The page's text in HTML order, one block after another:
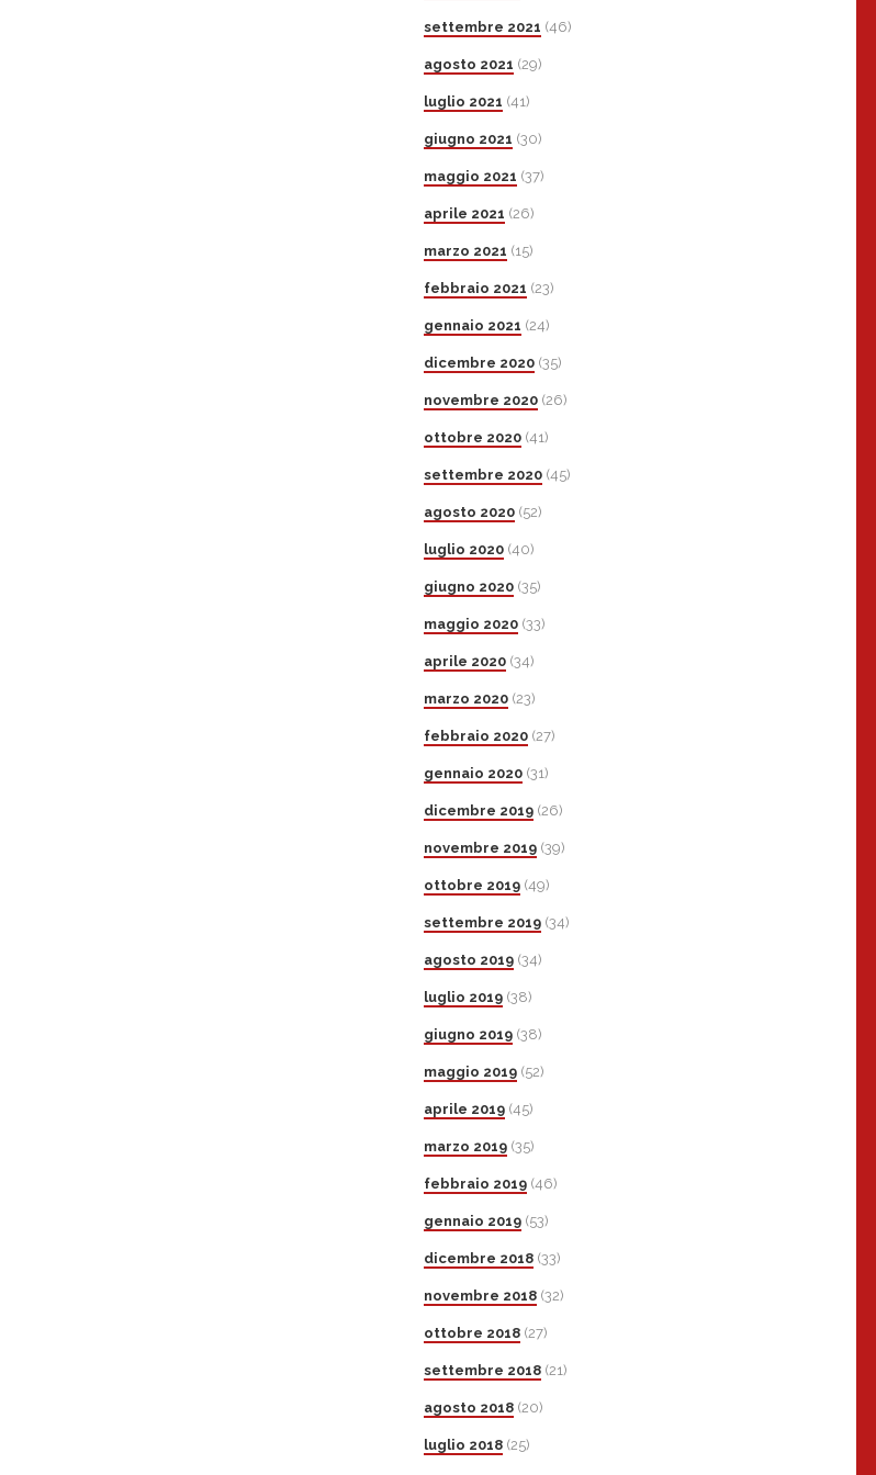
settembre 2021 (46)
agosto 2021 (29)
luglio 2021 (41)
giugno 2021 (30)
maggio 2021 (37)
aprile 2021 (26)
marzo 2021 (15)
febbraio 2021 (23)
gennaio 2021 (24)
dicembre 2020(35)
novembre 2020(26)
ottobre 2020(41)
settembre 2020(45)
agosto 2020(52)
luglio 2020(40)
giugno 2020(35)
maggio 2020(33)
aprile 2020(34)
marzo 2020(23)
febbraio 2020(27)
gennaio 2020(31)
dicembre 2019(26)
novembre 2019(39)
ottobre 2019(49)
settembre 2019(34)
agosto 2019(34)
luglio 2019(38)
giugno 2019(38)
maggio 2019(52)
aprile 2019(45)
marzo 2019(35)
febbraio 2019(46)
gennaio 2019(53)
dicembre 2018(33)
novembre 2018(32)
ottobre 2018(27)
settembre 2018(21)
agosto 2018(20)
luglio 2018(25)